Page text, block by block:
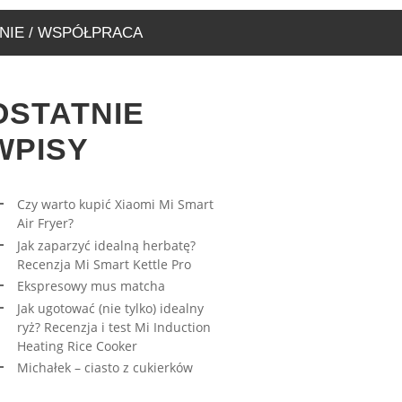
MUS MATCHA
– WYJĄTKOWA
KTÓRĄ MUSICIE
17/08/2019
/ WSPÓŁPRACA
Czy warto kupić Xiaomi Mi Smart
Air Fryer?
Jak zaparzyć idealną herbatę?
Recenzja Mi Smart Kettle Pro
Ekspresowy mus matcha
Jak ugotować (nie tylko) idealny
ryż? Recenzja i test Mi Induction
Heating Rice Cooker
Michałek – ciasto z cukierków